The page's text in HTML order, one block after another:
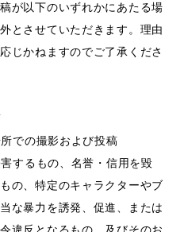
が以下のいずれかにあたる場
とさせていただきます。理由
じかねますのでご了承くださ
での撮影および投稿
するもの、名誉・信用を毀
の、特定のキャラクターやブ
な暴力を誘発、促進、または